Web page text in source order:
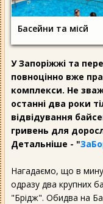
Басейни та місй
У Запоріжжі та
повноцінно вже
комплекси. Не
останні два роки
відвідування
гривень для
Детальніше - "
Нагадаємо, що в
одразу два крупних
"Брідж". Обидва на